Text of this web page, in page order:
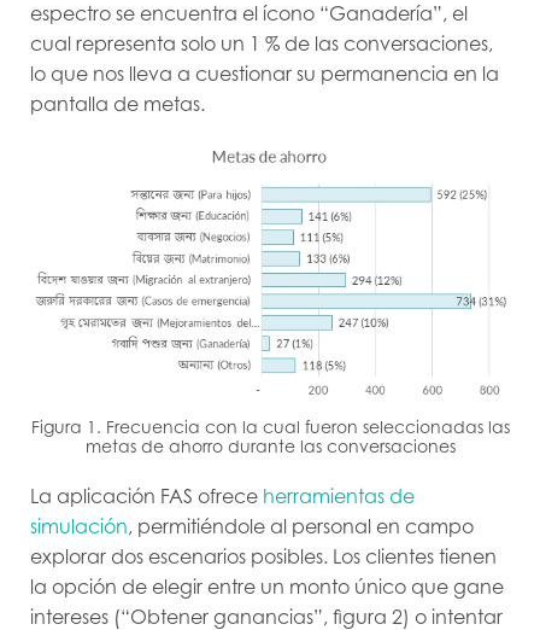
espectro se encuentra el ícono “Ganadería”, el
cual representa solo un 1 % de las conversaciones,
lo que nos lleva a cuestionar su permanencia en la
pantalla de metas.
Figura 1. Frecuencia con la cual fueron seleccionadas las
metas de ahorro durante las conversaciones
La aplicación FAS ofrece herramientas de
simulación, permitiéndole al personal en campo
explorar dos escenarios posibles. Los clientes tienen
la opción de elegir entre un monto único que gane
intereses (“Obtener ganancias”, figura 2) o intentar